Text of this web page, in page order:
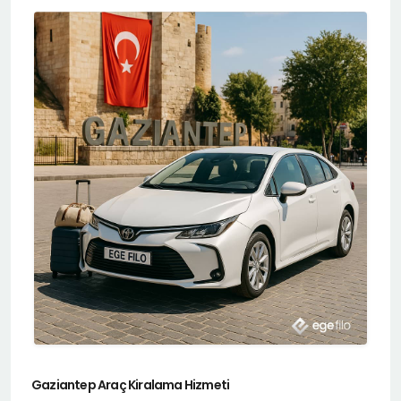
Gaziantep Araç Kiralama Hizmeti